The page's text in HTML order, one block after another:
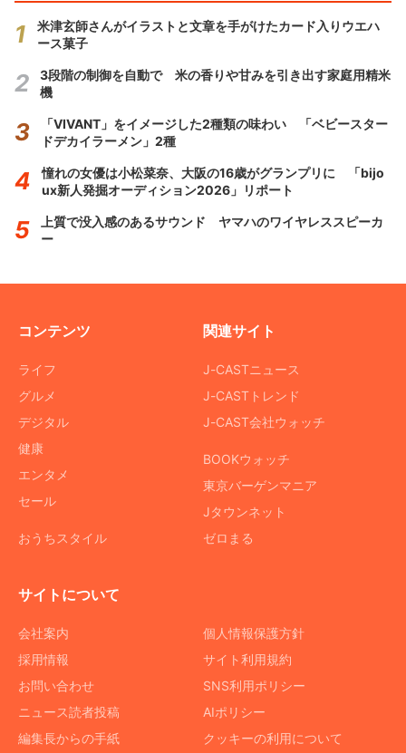
米津玄師さんがイラストと文章を手がけたカード入りウエハ
ース菓子
3段階の制御を自動で 米の香りや甘みを引き出す家庭用精米
機
「VIVANT」をイメージした2種類の味わい 「ベビースター
ドデカイラーメン」2種
憧れの女優は小松菜奈、大阪の16歳がグランプリに 「bijo
ux新人発掘オーディション2026」リポート
上質で没入感のあるサウンド ヤマハのワイヤレススピーカ
ー
コンテンツ
ライフ
グルメ
デジタル
健康
エンタメ
セール
おうちスタイル
関連サイト
J-CASTニュース
J-CASTトレンド
J-CAST会社ウォッチ
BOOKウォッチ
東京バーゲンマニア
Jタウンネット
ゼロまる
サイトについて
会社案内
採用情報
お問い合わせ
ニュース読者投稿
編集長からの手紙
個人情報保護方針
サイト利用規約
SNS利用ポリシー
AIポリシー
クッキーの利用について